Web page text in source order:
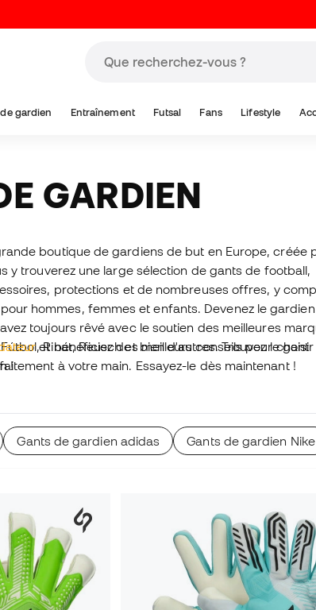
gardien Entraînement Futsal Fans Lifestyle
GARDIEN
boutique de gardiens de but en Europe, créée
y trouverez une large sélection de gants de football,
protections et de nombreuses offres, y
hommes, femmes et enfants. Devenez le gardien
toujours rêvé avec le soutien des meilleures
Rinat, Reusch et bien d'autres. Trouvez le gant
!
et bénéficiez des meilleurs conseils pour choisir
à votre main. Essayez-le dès maintenant !
Gants de gardien adidas Gants de gardien Nike